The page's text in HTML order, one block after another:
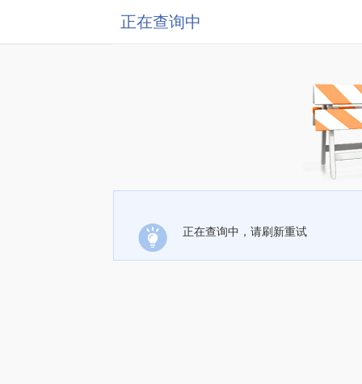
正在查询中
正在查询中，请刷新重试